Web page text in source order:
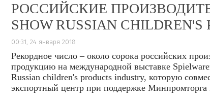
РОССИЙСКИЕ
SHOW RUSSIAN
00:31, 24 января 2018
Рекордное число – около сорока российских
продукцию на международной выставке
Russian children's products industry, которую
экспортный центр при поддержке Минпромторга